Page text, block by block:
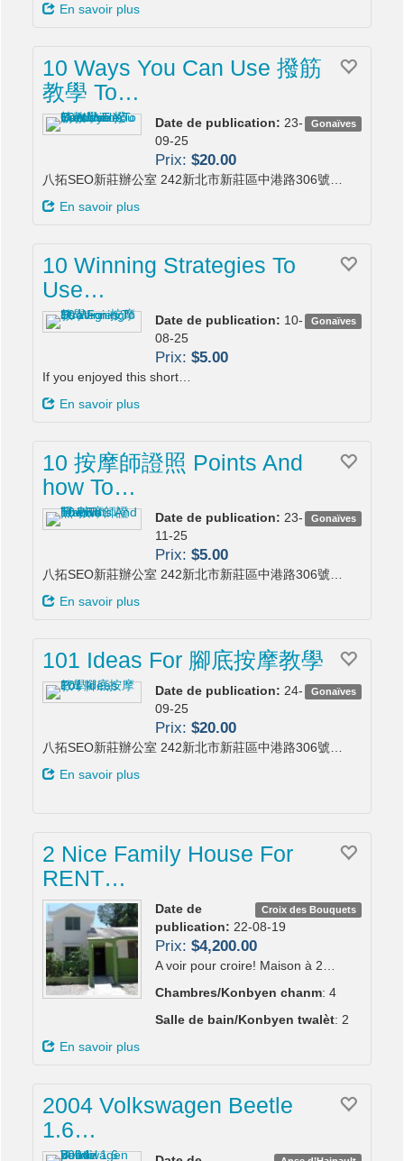
En savoir plus
10 Ways You Can Use 撥筋
教學 To…
Gonaïves
Date de publication: 23-
09-25
Prix: $20.00
八拓SEO新莊辦公室 242新北市新莊區中港路306號…
En savoir plus
10 Winning Strategies To
Use…
Gonaïves
Date de publication: 10-
08-25
Prix: $5.00
If you enjoyed this short…
En savoir plus
10 按摩師證照 Points And
how To…
Gonaïves
Date de publication: 23-
11-25
Prix: $5.00
八拓SEO新莊辦公室 242新北市新莊區中港路306號…
En savoir plus
101 Ideas For 腳底按摩教學
Gonaïves
Date de publication: 24-
09-25
Prix: $20.00
八拓SEO新莊辦公室 242新北市新莊區中港路306號…
En savoir plus
2 Nice Family House For
RENT…
Croix des Bouquets
Date de
publication: 22-08-19
Prix: $4,200.00
A voir pour croire! Maison à 2…
Chambres/Konbyen chanm: 4
Salle de bain/Konbyen twalèt: 2
En savoir plus
2004 Volkswagen Beetle
1.6…